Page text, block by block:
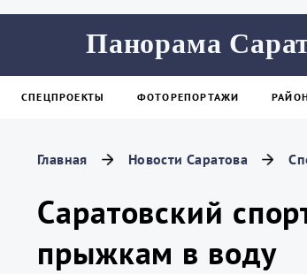
Панорама
СПЕЦПРОЕКТЫ ФОТОРЕПОРТАЖИ
Главная Новости Саратова
Саратовский
прыжкам в воду